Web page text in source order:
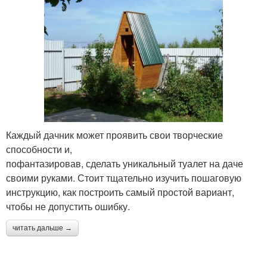
Каждый дачник может проявить свои творческие
способности и,
пофантазировав, сделать уникальный туалет на даче
своими руками. Стоит тщательно изучить пошаговую
инструкцию, как построить самый простой вариант,
чтобы не допустить ошибку.
читать дальше →